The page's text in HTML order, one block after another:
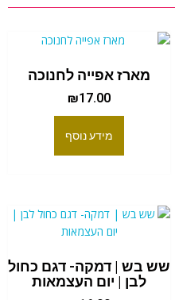
מארז אפייה לחנוכה
₪17.00
מידע נוסף
שש בש | דמקה- דגם כחול
לבן | יום העצמאות